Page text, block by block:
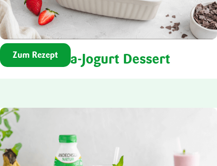
Stracciatella-Jogurt Dessert
Zum Rezept